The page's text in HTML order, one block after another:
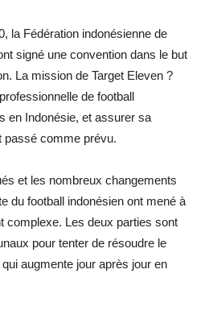
la Fédération indonésienne de
signé une convention dans le but
La mission de Target Eleven ?
de football
en Indonésie, et assurer sa
passé comme prévu.
et les nombreux changements
du football indonésien ont mené à
complexe. Les deux parties sont
pour tenter de résoudre le
augmente jour après jour en